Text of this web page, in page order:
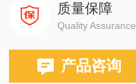
质量保障
Quality Assurance
产品咨询